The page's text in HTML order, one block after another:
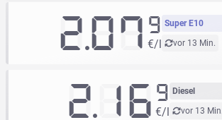
Super E10
vor 13 Min.
2.07 9
€/l
Diesel
vor 13 Min.
2.169
€/l